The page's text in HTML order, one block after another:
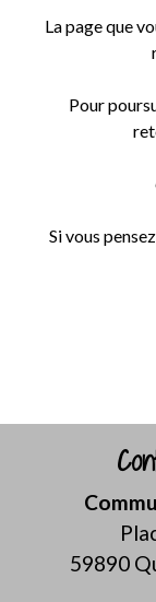
La page que
Pour
Si vous
59890